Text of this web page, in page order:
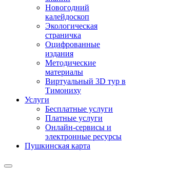
Новогодний
калейдоскоп
Экологическая
страничка
Оцифрованные
издания
Методические
материалы
Виртуальный 3D тур в
Тимониху
Услуги
Бесплатные услуги
Платные услуги
Онлайн-сервисы и
электронные ресурсы
Пушкинская карта